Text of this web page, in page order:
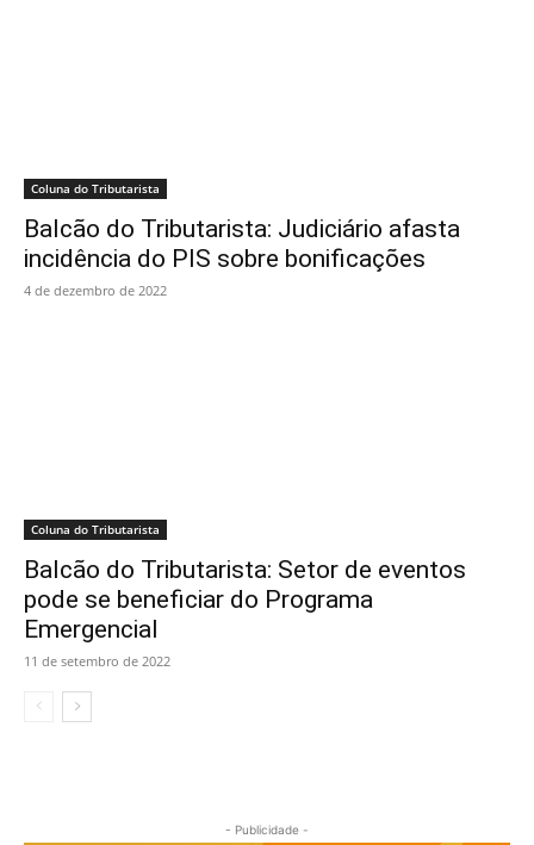
Coluna do Tributarista
Balcão do Tributarista: Judiciário afasta
incidência do PIS sobre bonificações
4 de dezembro de 2022
Coluna do Tributarista
Balcão do Tributarista: Setor de eventos
pode se beneficiar do Programa
Emergencial
11 de setembro de 2022
- Publicidade -